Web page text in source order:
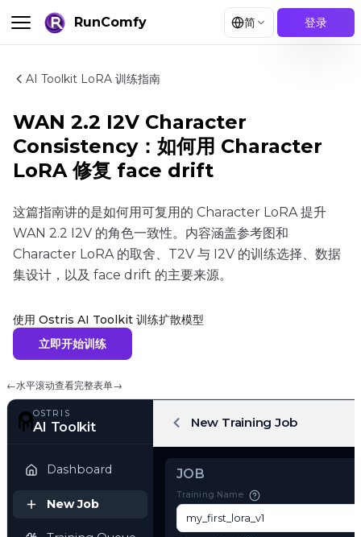
RunComfy 简 登录
AI Toolkit LoRA 训练指南
WAN 2.2 I2V Character
Consistency：如何用 Character
LoRA 修复 face drift
这篇指南讲的是如何用可复用的 Character LoRA 提升
WAN 2.2 I2V 的角色一致性。内容涵盖参考图和
Character LoRA 的取舍、T2V 与 I2V 的训练选择、数据
集设计，以及 face drift 的主要来源。
使用 Ostris AI Toolkit 训练扩散模型
立即开始训练
←水平滚动查看完整表单→
AI Toolkit
JOB